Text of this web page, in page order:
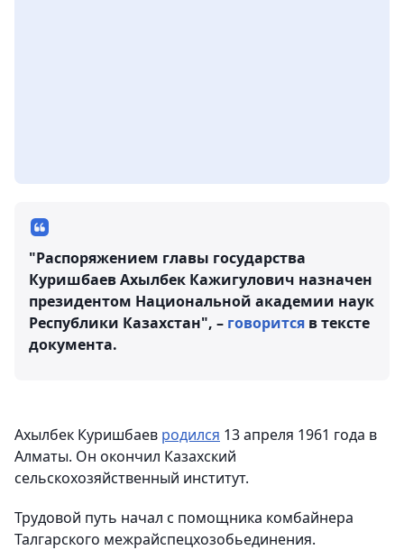
"Распоряжением главы государства
Куришбаев Ахылбек Кажигулович назначен
президентом Национальной академии наук
Республики Казахстан", – говорится в тексте
документа.
Ахылбек Куришбаев родился 13 апреля 1961 года в
Алматы. Он окончил Казахский
сельскохозяйственный институт.
Трудовой путь начал с помощника комбайнера
Талгарского межрайспецхозобьединения.